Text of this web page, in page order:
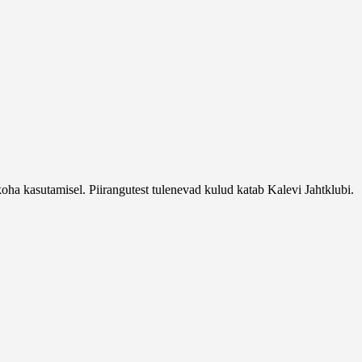
kasutamisel. Piirangutest tulenevad kulud katab Kalevi Jahtklubi.